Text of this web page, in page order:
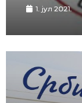
1. јул 2021.